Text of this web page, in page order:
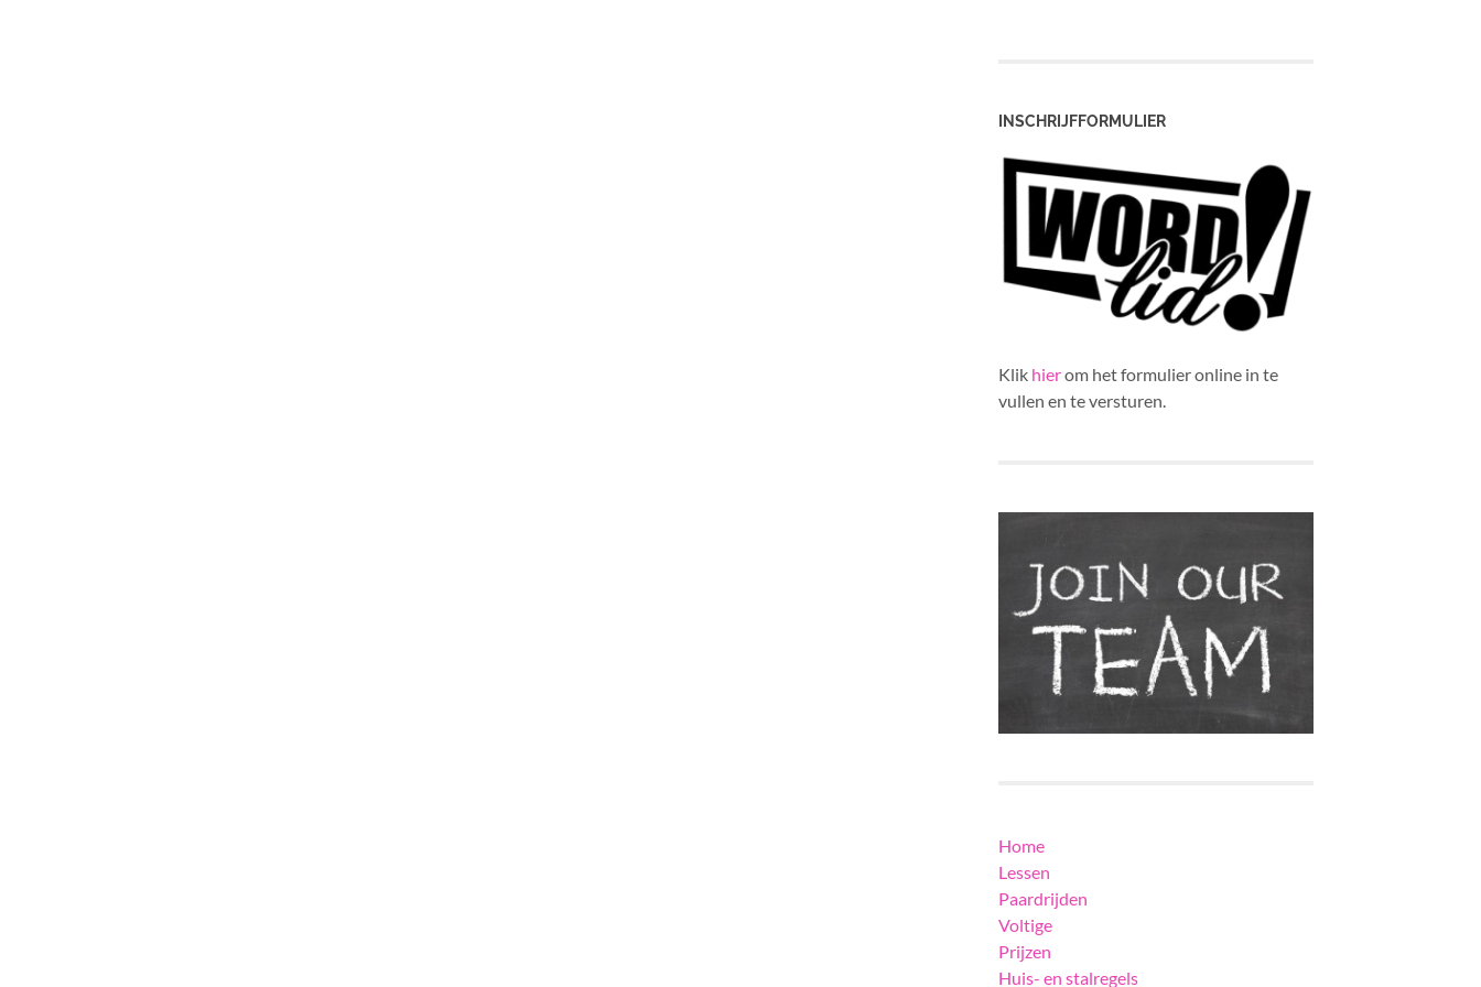
INSCHRIJFFORMULIER
Klik hierom het formulier online in te
vullen en te versturen.
Home
Lessen
Paardrijden
Voltige
Prijzen
Huis- en stalregels